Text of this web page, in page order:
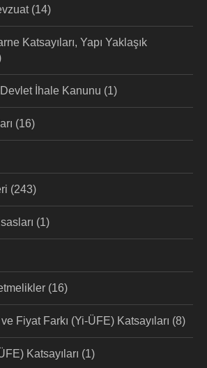
(14)
Katsayıları, Yapı Yaklaşık
Devlet İhale Kanunu (1)
(16)
(243)
(1)
(16)
Fiyat Farkı (Yi-ÜFE) Katsayıları (8)
Katsayıları (1)